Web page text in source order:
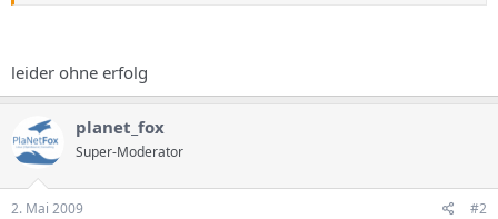
leider ohne erfolg
planet_fox
Super-Moderator
2. Mai 2009 #2